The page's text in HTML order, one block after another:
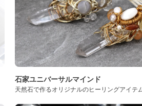
石家ユニバーサルマインド
天然石で作るオリジナルのヒーリングアイテ